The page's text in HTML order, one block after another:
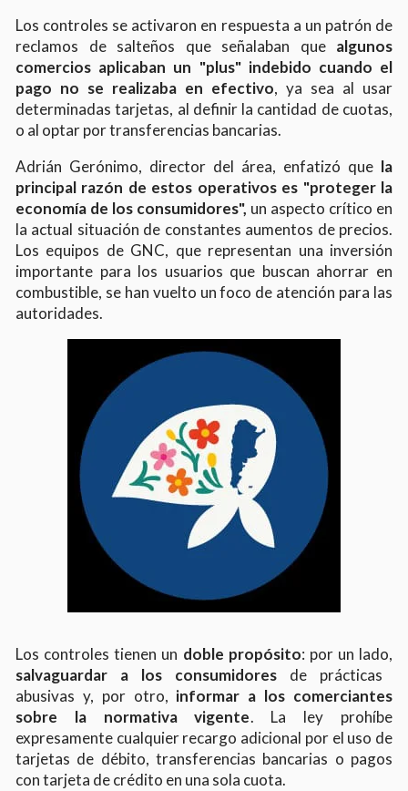
Los controles se activaron en respuesta a un patrón de
reclamos de salteños que señalaban que algunos
comercios aplicaban un "plus" indebido cuando el
pago no se realizaba en efectivo, ya sea al usar
determinadas tarjetas, al definir la cantidad de cuotas,
o al optar por transferencias bancarias.
Adrián Gerónimo, director del área, enfatizó que la
principal razón de estos operativos es "proteger la
economía de los consumidores", un aspecto crítico en
la actual situación de constantes aumentos de precios.
Los equipos de GNC, que representan una inversión
importante para los usuarios que buscan ahorrar en
combustible, se han vuelto un foco de atención para las
autoridades.
Los controles tienen un doble propósito: por un lado,
salvaguardar a los consumidores de prácticas
abusivas y, por otro, informar a los comerciantes
sobre la normativa vigente. La ley prohíbe
expresamente cualquier recargo adicional por el uso de
tarjetas de débito, transferencias bancarias o pagos
con tarjeta de crédito en una sola cuota.